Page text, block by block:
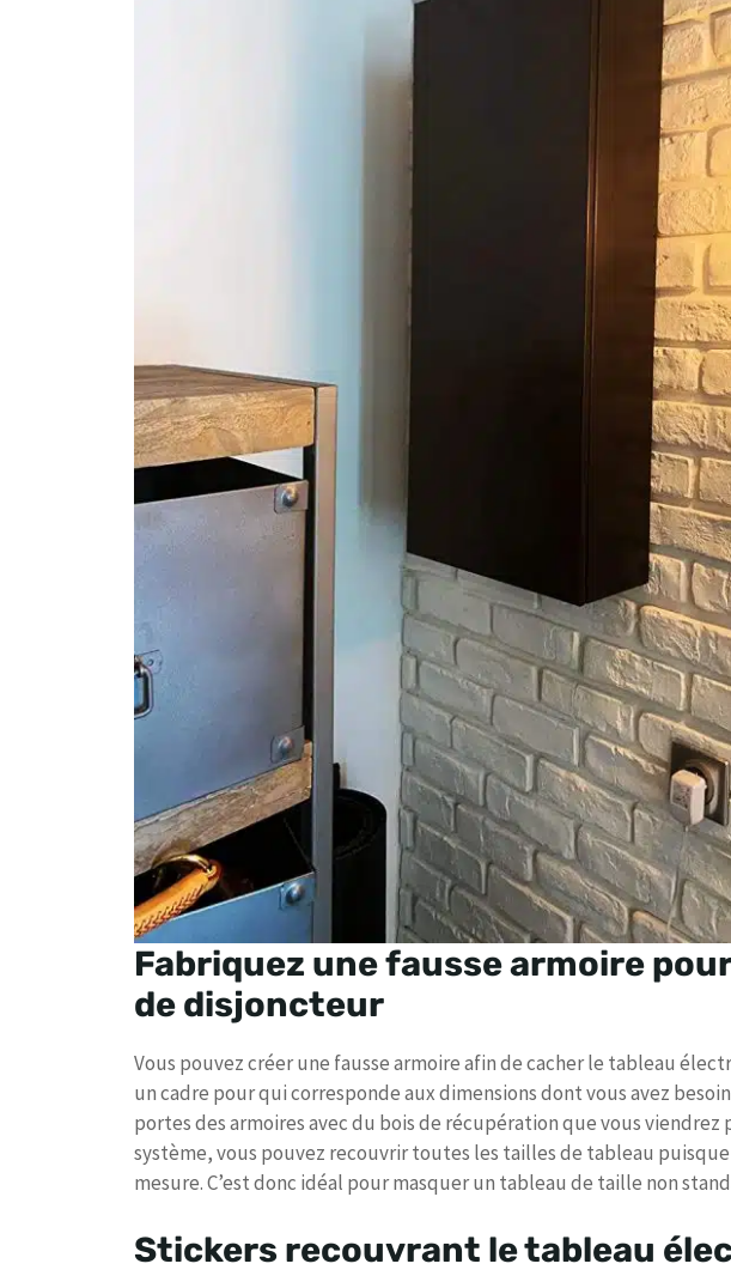
Fabriquez une fausse armoire
de disjoncteur
Vous pouvez créer une fausse armoire afin de cacher le tableau
un cadre pour qui corresponde aux dimensions dont vous avez
portes des armoires avec du bois de récupération que vous viendrez
système, vous pouvez recouvrir toutes les tailles de tableau
mesure. C’est donc idéal pour masquer un tableau de taille non
Stickers recouvrant le tableau